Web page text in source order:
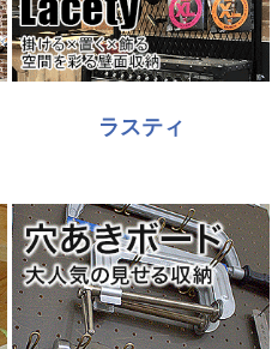
ラスティ